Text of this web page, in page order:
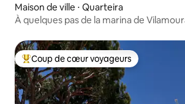
Maison de ville ⋅ Quarteira
À quelques pas de la marina de
Coups de cœur voyageurs les plus
Coup de cœur voyageurs